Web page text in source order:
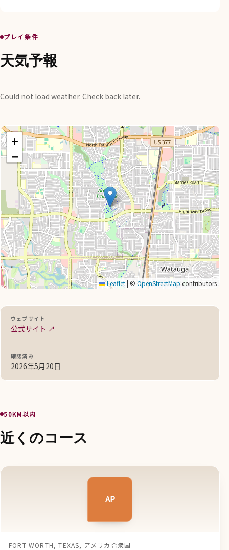
プレイ条件
天気予報
Could not load weather. Check back later.
+
−
Leaflet ©OpenStreetMap contributors
ウェブサイト
公式サイト ↗
確認済み
2026年5月20日
50KM以内
近くのコース
AP
FORT WORTH, TEXAS, アメリカ合衆国